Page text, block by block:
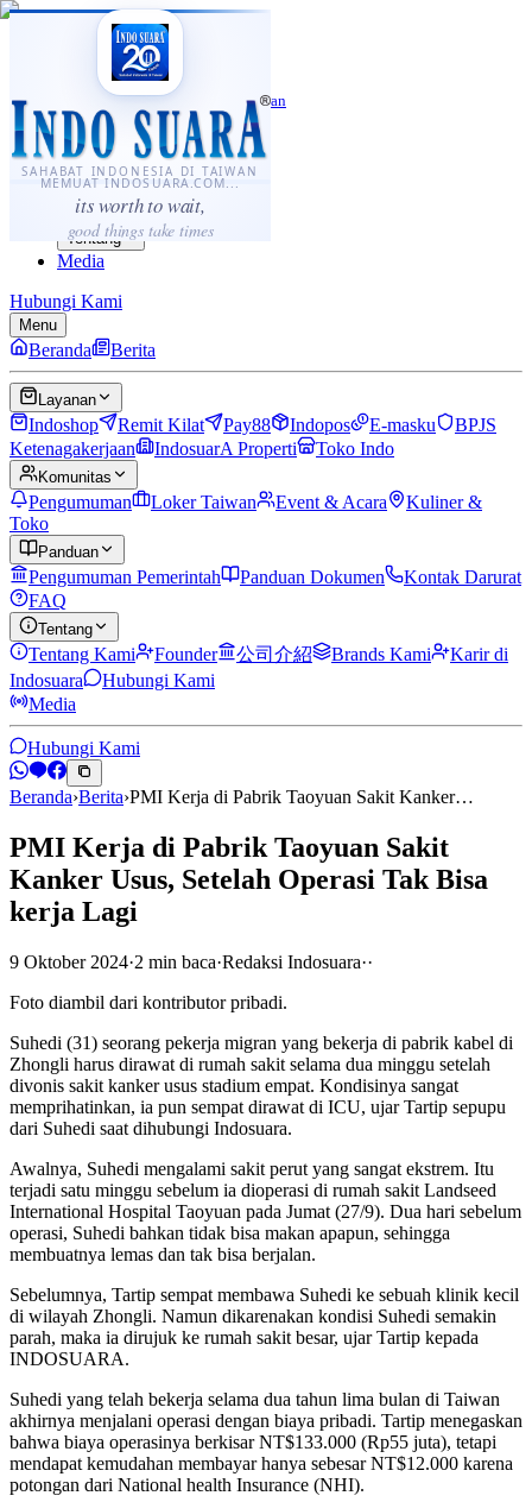
SAHABAT INDONESIA DI TAIWAN
MEMUAT INDOSUARA.COM...
its worth to wait,
good things take times
·...
⌘K
Sahabat Indonesia di Taiwan
Berita
Layanan
Komunitas
Panduan
Tentang
Media
Hubungi Kami
Menu
Beranda Berita
Layanan
Indoshop Remit Kilat Pay88 Indopos E-masku
BPJS
Ketenagakerjaan
IndosuarA Properti Toko Indo
Komunitas
Pengumuman Loker Taiwan Event & Acara
Kuliner &
Toko
Panduan
Pengumuman Pemerintah Panduan Dokumen
Kontak Darurat
FAQ
Tentang
Tentang Kami Founder 公司介紹 Brands Kami
Karir di
Indosuara
Hubungi Kami
Media
Hubungi Kami
Beranda›Berita›PMI Kerja di Pabrik Taoyuan Sakit Kanker…
PMI Kerja di Pabrik Taoyuan Sakit
Kanker Usus, Setelah Operasi Tak Bisa
kerja Lagi
9 Oktober 2024·2 min baca·Redaksi Indosuara··
Foto diambil dari kontributor pribadi.
Suhedi (31) seorang pekerja migran yang bekerja di pabrik kabel di
Zhongli harus dirawat di rumah sakit selama dua minggu setelah
divonis sakit kanker usus stadium empat. Kondisinya sangat
memprihatinkan, ia pun sempat dirawat di ICU, ujar Tartip sepupu
dari Suhedi saat dihubungi Indosuara.
Awalnya, Suhedi mengalami sakit perut yang sangat ekstrem. Itu
terjadi satu minggu sebelum ia dioperasi di rumah sakit Landseed
International Hospital Taoyuan pada Jumat (27/9). Dua hari sebelum
operasi, Suhedi bahkan tidak bisa makan apapun, sehingga
membuatnya lemas dan tak bisa berjalan.
Sebelumnya, Tartip sempat membawa Suhedi ke sebuah klinik kecil
di wilayah Zhongli. Namun dikarenakan kondisi Suhedi semakin
parah, maka ia dirujuk ke rumah sakit besar, ujar Tartip kepada
INDOSUARA.
Suhedi yang telah bekerja selama dua tahun lima bulan di Taiwan
akhirnya menjalani operasi dengan biaya pribadi. Tartip menegaskan
bahwa biaya operasinya berkisar NT$133.000 (Rp55 juta), tetapi
mendapat kemudahan membayar hanya sebesar NT$12.000 karena
potongan dari National health Insurance (NHI).